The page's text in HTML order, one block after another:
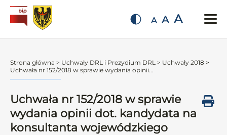
A A A
Strona główna > Uchwały DRL i Prezydium DRL > Uchwały 2018 >
Uchwała nr 152/2018 w sprawie wydania opinii...
Uchwała nr 152/2018 w sprawie
wydania opinii dot. kandydata na
konsultanta wojewódzkiego